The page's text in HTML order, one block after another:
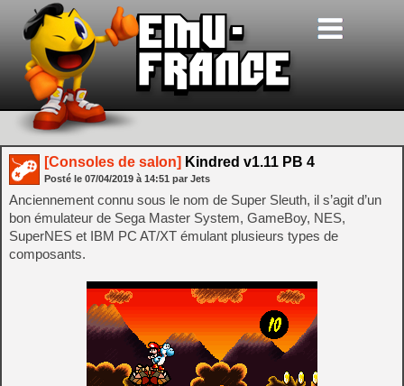
[Consoles de salon] Kindred v1.11 PB 4
Posté le 07/04/2019 à 14:51 par Jets
Anciennement connu sous le nom de Super Sleuth, il s’agit d’un
bon émulateur de Sega Master System, GameBoy, NES,
SuperNES et IBM PC AT/XT émulant plusieurs types de
composants.